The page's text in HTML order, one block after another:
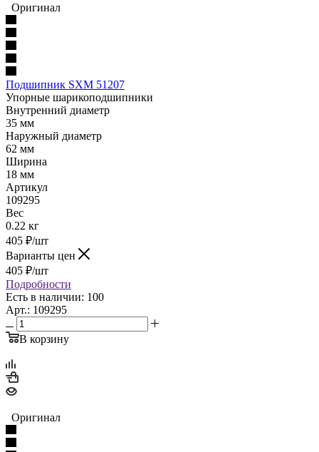
Оригинал
Подшипник SXM 51207
Упорные шарикоподшипники
Внутренний диаметр
35 мм
Наружный диаметр
62 мм
Ширина
18 мм
Артикул
109295
Вес
0.22 кг
405 ₽/шт
Варианты цен
405 ₽/шт
Подробности
Есть в наличии: 100
Арт.: 109295
В корзину
Оригинал